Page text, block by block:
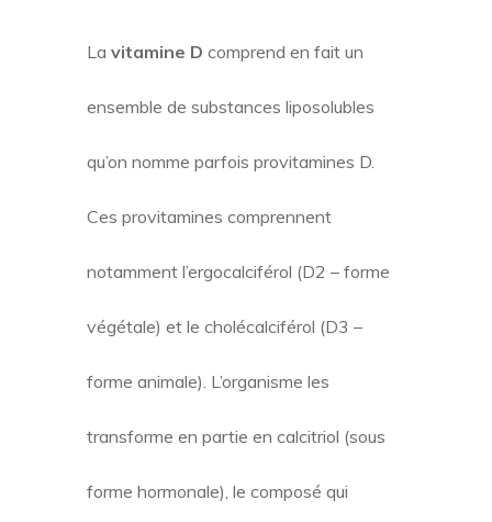
La vitamine D comprend en fait un
ensemble de substances liposolubles
qu’on nomme parfois provitamines D.
Ces provitamines comprennent
notamment l’ergocalciférol (D2 – forme
végétale) et le cholécalciférol (D3 –
forme animale). L’organisme les
transforme en partie en calcitriol (sous
forme hormonale), le composé qui